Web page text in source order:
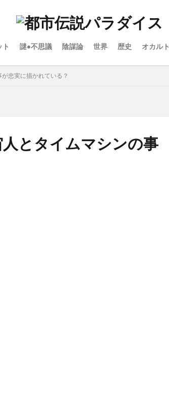
謎•不思議 陰謀論 世界 歴史 オカルト
忠実に描かれている？
とタイムマシンの事